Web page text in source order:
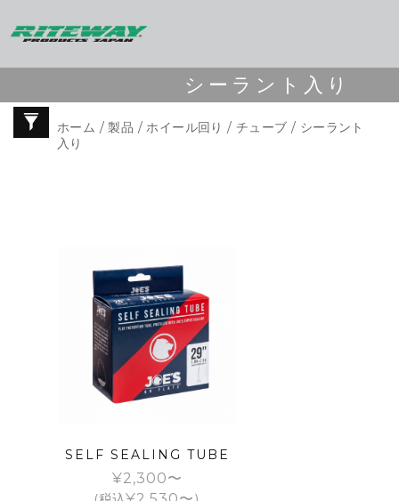
シーラント入り
ホーム /製品 /ホイール回り / チューブ / シーラント
入り
SELF SEALING TUBE
¥2,300